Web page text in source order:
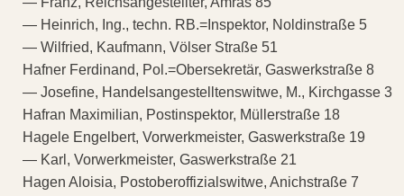
— Heinrich, Ing., techn. RB.=Inspektor, Noldinstraße 5
— Wilfried, Kaufmann, Völser Straße 51
Hafner Ferdinand, Pol.=Obersekretär, Gaswerkstraße 8
— Josefine, Handelsangestelltenswitwe, M., Kirchgasse 3
Hafran Maximilian, Postinspektor, Müllerstraße 18
Hagele Engelbert, Vorwerkmeister, Gaswerkstraße 19
— Karl, Vorwerkmeister, Gaswerkstraße 21
Hagen Aloisia, Postoberoffizialswitwe, Anichstraße 7